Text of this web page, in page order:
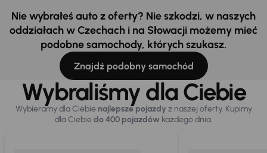
Nie wybrałeś auto z oferty? Nie szkodzi, w naszych
oddziałach w Czechach i na Słowacji możemy mieć
podobne samochody, których szukasz.
Znajdź podobny samochód
Wybraliśmy dla Ciebie
Wybieramy dla Ciebie najlepsze pojazdy z naszej oferty. Kupimy
dla Ciebiedo 400 pojazdówkażdego dnia.